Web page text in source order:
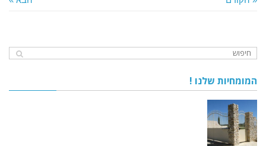
המומחיות שלנו !